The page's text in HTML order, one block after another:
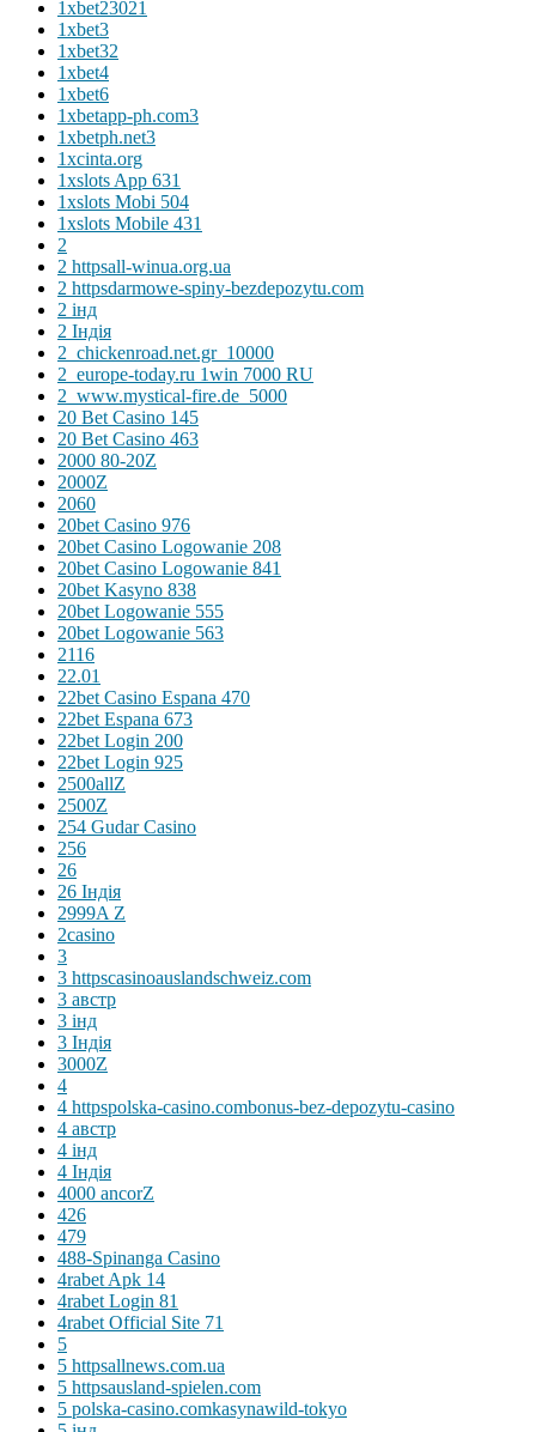
1xbet23021
1xbet3
1xbet32
1xbet4
1xbet6
1xbetapp-ph.com3
1xbetph.net3
1xcinta.org
1xslots App 631
1xslots Mobi 504
1xslots Mobile 431
2
2 httpsall-winua.org.ua
2 httpsdarmowe-spiny-bezdepozytu.com
2 інд
2 Індія
2_chickenroad.net.gr_10000
2_europe-today.ru 1win 7000 RU
2_www.mystical-fire.de_5000
20 Bet Casino 145
20 Bet Casino 463
2000 80-20Z
2000Z
2060
20bet Casino 976
20bet Casino Logowanie 208
20bet Casino Logowanie 841
20bet Kasyno 838
20bet Logowanie 555
20bet Logowanie 563
2116
22.01
22bet Casino Espana 470
22bet Espana 673
22bet Login 200
22bet Login 925
2500allZ
2500Z
254 Gudar Casino
256
26
26 Індія
2999A Z
2casino
3
3 httpscasinoauslandschweiz.com
3 австр
3 інд
3 Індія
3000Z
4
4 httpspolska-casino.combonus-bez-depozytu-casino
4 австр
4 інд
4 Індія
4000 ancorZ
426
479
488-Spinanga Casino
4rabet Apk 14
4rabet Login 81
4rabet Official Site 71
5
5 httpsallnews.com.ua
5 httpsausland-spielen.com
5 polska-casino.comkasynawild-tokyo